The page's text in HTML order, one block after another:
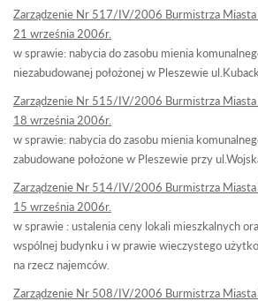
Zarządzenie Nr 517/IV/2006 Burmistrza Miasta
21 września 2006r.
w sprawie: nabycia do zasobu mienia
niezabudowanej położonej w Pleszewie
Zarządzenie Nr 515/IV/2006 Burmistrza Miasta
18 września 2006r.
w sprawie: nabycia do zasobu mienia
zabudowane położone w Pleszewie przy
Zarządzenie Nr 514/IV/2006 Burmistrza Miasta
15 września 2006r.
w sprawie : ustalenia ceny lokali mieszkalnych
wspólnej budynku i w prawie wieczystego
na rzecz najemców.
Zarządzenie Nr 508/IV/2006 Burmistrza Miasta